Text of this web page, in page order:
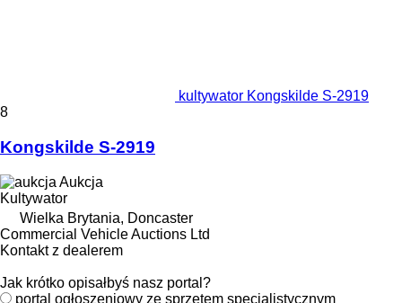
kultywator Kongskilde S-2919
8
Kongskilde S-2919
Aukcja
Kultywator
Wielka Brytania, Doncaster
Commercial Vehicle Auctions Ltd
Kontakt z dealerem
Jak krótko opisałbyś nasz portal?
portal ogłoszeniowy ze sprzętem specjalistycznym